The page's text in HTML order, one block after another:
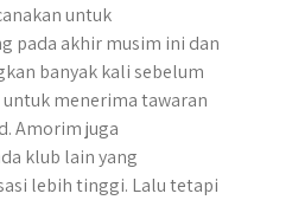
untuk
pada akhir musim ini dan
banyak kali sebelum
menerima tawaran
Amorim juga
klub lain yang
lebih tinggi. Lalu tetapi